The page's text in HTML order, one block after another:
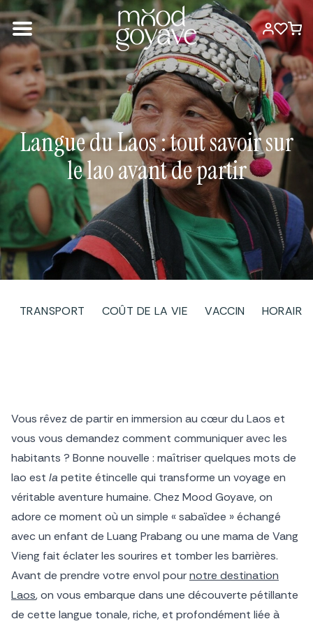
Langue du Laos : tout savoir sur
le lao avant de partir
TRANSPORT COÛT DE LA VIE VACCIN HORAIRE
Vous rêvez de partir en immersion au cœur du Laos et
vous vous demandez comment communiquer avec les
habitants ? Bonne nouvelle : maîtriser quelques mots de
lao est la petite étincelle qui transforme un voyage en
véritable aventure humaine. Chez Mood Goyave, on
adore ce moment où un simple « sabaïdee » échangé
avec un enfant de Luang Prabang ou une mama de Vang
Vieng fait éclater les sourires et tomber les barrières.
Avant de prendre votre envol pournotre destination
Laos, on vous embarque dans une découverte pétillante
de cette langue tonale, riche, et profondément liée à